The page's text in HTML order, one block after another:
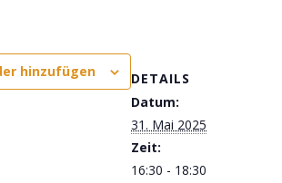
hinzufügen
DETAILS
Datum:
31. Mai 2025
Zeit:
16:30 - 18:30